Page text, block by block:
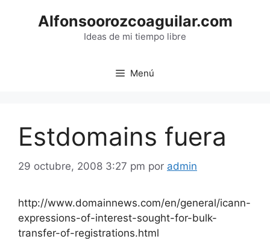
Alfonsoorozcoaguilar.com
Ideas de mi tiempo libre
Menú
Estdomains fuera
29 octubre, 2008 3:27 pm por admin
http://www.domainnews.com/en/general/icann-
expressions-of-interest-sought-for-bulk-
transfer-of-registrations.html